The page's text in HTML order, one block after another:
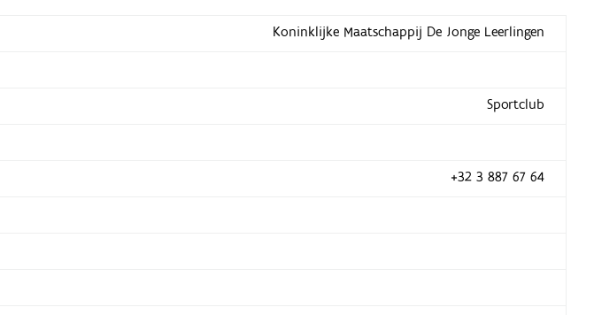
Koninklijke Maatschappij De Jonge Leerlingen
Sportclub
+32 3 887 67 64